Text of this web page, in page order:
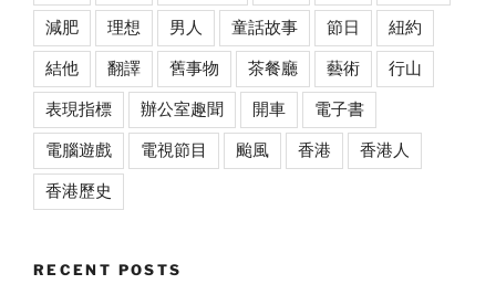
減肥 理想 男人 童話故事 節日 紐約
結他 翻譯 舊事物 茶餐廳 藝術 行山
表現指標 辦公室趣聞 開車 電子書
電腦遊戲 電視節目 颱風 香港 香港人
香港歷史
RECENT POSTS